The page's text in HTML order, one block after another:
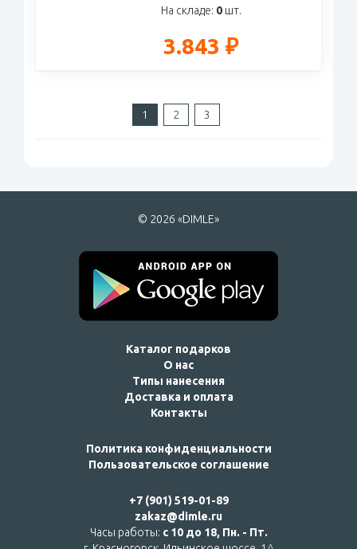
На складе: 0шт.
3.843 ₽
1 2 3
© 2026 «DIMLE»
Каталог подарков
О нас
Типы нанесения
Доставка и оплата
Контакты
Политика конфиденциальности
Пользовательское соглашение
+7 (901) 519-01-89
zakaz@dimle.ru
Часы работы: с 10 до 18, Пн. - Пт.